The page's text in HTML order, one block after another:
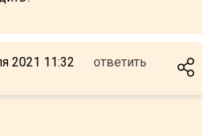
2021 11:32 ответить